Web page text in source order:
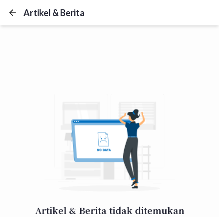
Artikel & Berita
Artikel & Berita tidak ditemukan